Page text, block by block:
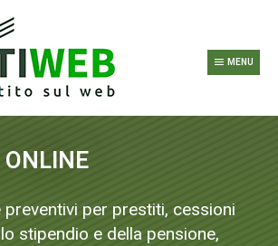
MENU
ONLINE
preventivi per prestiti, cessioni
stipendio e della pensione,